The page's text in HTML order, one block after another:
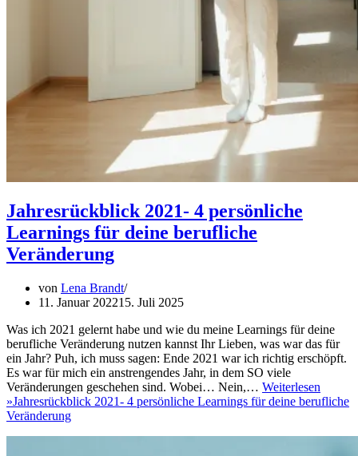
Jahresrückblick 2021- 4 persönliche
Learnings für deine berufliche
Veränderung
von Lena Brandt
11. Januar 202215. Juli 2025
Was ich 2021 gelernt habe und wie du meine Learnings für deine
berufliche Veränderung nutzen kannst Ihr Lieben, was war das für
ein Jahr? Puh, ich muss sagen: Ende 2021 war ich richtig erschöpft.
Es war für mich ein anstrengendes Jahr, in dem SO viele
Veränderungen geschehen sind. Wobei… Nein,… Weiterlesen
»Jahresrückblick 2021- 4 persönliche Learnings für deine berufliche
Veränderung